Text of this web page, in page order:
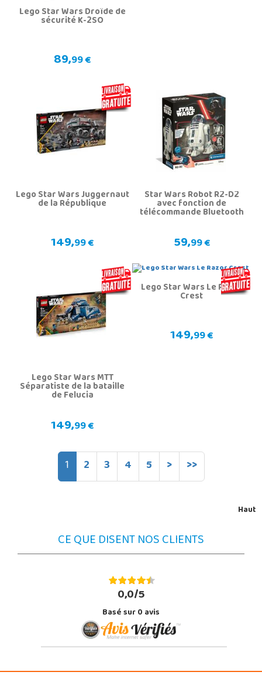
Lego Star Wars Droïde de
sécurité K-2SO
89,99 €
Lego Star Wars Juggernaut
de la République
149,99 €
Star Wars Robot R2-D2
avec fonction de
télécommande Bluetooth
59,99 €
Lego Star Wars MTT
Séparatiste de la bataille
de Felucia
149,99 €
Lego Star Wars Le Razor
Crest
149,99 €
1 2 3 4 5 > >>
Haut
CE QUE DISENT NOS CLIENTS
0,0/5
Basé sur0avis